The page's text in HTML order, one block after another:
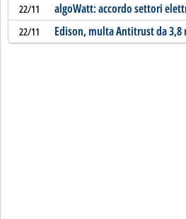
22/11 algoWatt: accordo settori
22/11 Edison, multa Antitrust da 3,8